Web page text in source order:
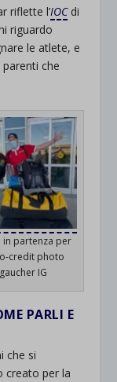
riflette l’IOCdi
riguardo
le atlete, e
che
in partenza per
credit photo
IG
PARLI E
che si
creato per la